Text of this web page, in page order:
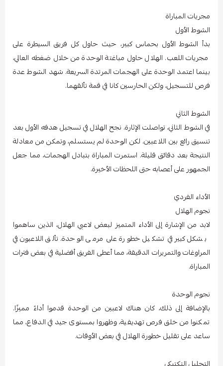
مجريات المباراة
الشوط الأول
بدأ الشوط الأول بحماس كبير، حيث حاول كل فريق السيطرة على
مجريات اللعب. الهلال حاول مباغتة الوحدة من خلال ضغطه العالي،
بينما اعتمد الوحدة على الهجمات المرتدة السريعة. شهد الشوط عدة
فرص للتسجيل، ولكن الحارسين كانا في قمة تألقهما.
الشوط الثاني
في الشوط الثاني، تواصلت الإثارة. نجح الهلال في تسجيل هدفه الأول بعد
تنسيق رائع بين اللاعبين. لكن الوحدة لم يستسلم، وتمكن من معادلة
النتيجة بعد دقائق قليلة. استمرت المباراة بتبادل الهجمات، مما جعل
الجمهور على أعصابه حتى اللحظات الأخيرة.
الأداء الفردي
نجوم الهلال
لابد من الإشارة إلى الأداء المتميز لبعض لاعبي الهلال، الذين ساهموا
بشكل كبير في تشكيل خطورة على مرمى الوحدة. تألق اللاعبون في
المراوغات والتمريرات الدقيقة، مما أعطى الفريق أفضلية في بعض فترات
المباراة.
نجوم الوحدة
بالإضافة إلى ذلك، كان هناك لاعبين من الوحدة قدموا أداءً مميزًا.
تمكنوا من خلق فرص تهديفية، وظهروا بمستوى جيد في الدفاع، مما
ساعد على تقليل خطورة الهلال في بعض الأوقات.
التحليل التكتيكي